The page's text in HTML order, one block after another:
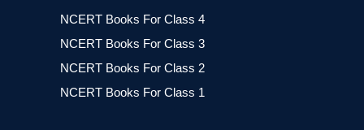
NCERT Books For Class 4
NCERT Books For Class 3
NCERT Books For Class 2
NCERT Books For Class 1